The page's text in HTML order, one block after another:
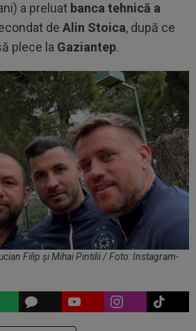
a preluat banca tehnică a
de Alin Stoica, după ce
plece la Gaziantep.
Filip și Mihai Pintilii / Foto: Instagram-